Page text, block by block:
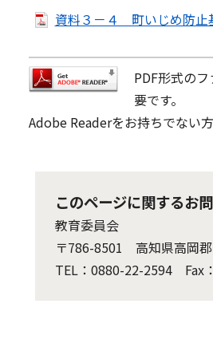
資料３－４ 町いじめ防止
PDF形式の
要です。
Adobe Readerをお持ちでない
このページに関するお
教育委員会
〒786-8501 高知県高岡
TEL：0880-22-2594 Fax